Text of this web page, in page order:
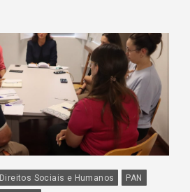
Direitos Sociais e Humanos
PAN